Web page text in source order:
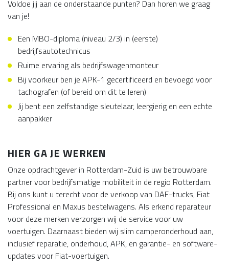
Voldoe jij aan de onderstaande punten? Dan horen we graag
van je!
Een MBO-diploma (niveau 2/3) in (eerste)
bedrijfsautotechnicus
Ruime ervaring als bedrijfswagenmonteur
Bij voorkeur ben je APK-1 gecertificeerd en bevoegd voor
tachografen (of bereid om dit te leren)
Jij bent een zelfstandige sleutelaar, leergierig en een echte
aanpakker
HIER GA JE WERKEN
Onze opdrachtgever in Rotterdam-Zuid is uw betrouwbare
partner voor bedrijfsmatige mobiliteit in de regio Rotterdam.
Bij ons kunt u terecht voor de verkoop van DAF-trucks, Fiat
Professional en Maxus bestelwagens. Als erkend reparateur
voor deze merken verzorgen wij de service voor uw
voertuigen. Daarnaast bieden wij slim camperonderhoud aan,
inclusief reparatie, onderhoud, APK, en garantie- en software-
updates voor Fiat-voertuigen.